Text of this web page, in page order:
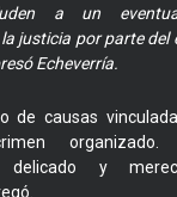
a un
justicia por parte del
Echeverría.
de causas
delicado y